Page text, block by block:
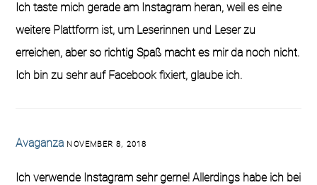
Ich taste mich gerade am Instagram heran, weil es eine
weitere Plattform ist, um Leserinnen und Leser zu
erreichen, aber so richtig Spaß macht es mir da noch nicht.
Ich bin zu sehr auf Facebook fixiert, glaube ich.
Avaganza NOVEMBER 8, 2018
Ich verwende Instagram sehr gerne! Allerdings habe ich bei